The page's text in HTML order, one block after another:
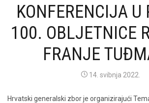
KONFERENCIJA U
100. OBLJETNICE
FRANJE
14. svibnja 2022.
Hrvatski generalski zbor je organizirajući